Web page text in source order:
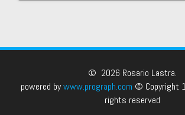
© 2026 Rosario Lastra.
powered bywww.prograph.com © Copyright
rights reserved